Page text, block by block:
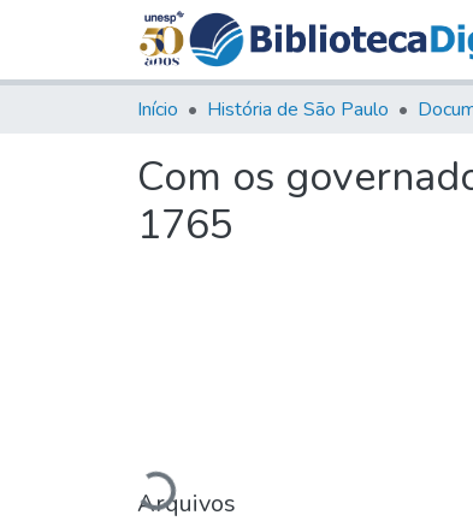
Início História de São Paulo
Com os
1765
Carregando...
Arquivos